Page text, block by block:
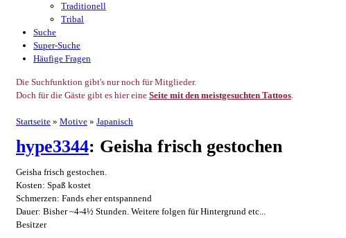
Traditionell
Tribal
Suche
Super-Suche
Häufige Fragen
Die Suchfunktion gibt's nur noch für Mitglieder.
Doch für die Gäste gibt es hier eine Seite mit den meistgesuchten Tattoos.
Startseite » Motive » Japanisch
hype3344: Geisha frisch gestochen
Geisha frisch gestochen.
Kosten: Spaß kostet
Schmerzen: Fands eher entspannend
Dauer: Bisher ~4-4½ Stunden. Weitere folgen für Hintergrund etc...
Besitzer